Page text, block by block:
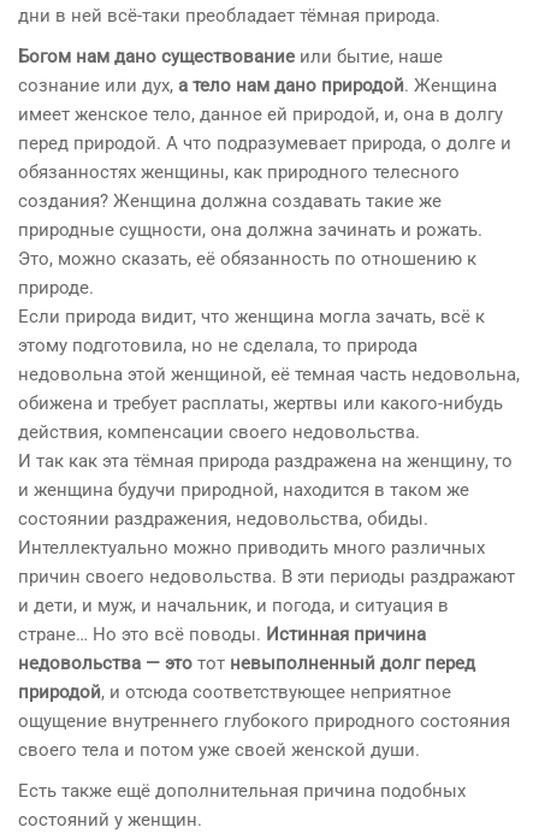
дни в ней всё-таки преобладает тёмная природа.
Богом нам дано существование или бытие, наше
сознание или дух, а тело нам дано природой. Женщина
имеет женское тело, данное ей природой, и, она в долгу
перед природой. А что подразумевает природа, о долге и
обязанностях женщины, как природного телесного
создания? Женщина должна создавать такие же
природные сущности, она должна зачинать и рожать.
Это, можно сказать, её обязанность по отношению к
природе.
Если природа видит, что женщина могла зачать, всё к
этому подготовила, но не сделала, то природа
недовольна этой женщиной, её темная часть недовольна,
обижена и требует расплаты, жертвы или какого-нибудь
действия, компенсации своего недовольства.
И так как эта тёмная природа раздражена на женщину, то
и женщина будучи природной, находится в таком же
состоянии раздражения, недовольства, обиды.
Интеллектуально можно приводить много различных
причин своего недовольства. В эти периоды раздражают
и дети, и муж, и начальник, и погода, и ситуация в
стране… Но это всё поводы. Истинная причина
недовольства — это тот невыполненный долг перед
природой, и отсюда соответствующее неприятное
ощущение внутреннего глубокого природного состояния
своего тела и потом уже своей женской души.
Есть также ещё дополнительная причина подобных
состояний у женщин.